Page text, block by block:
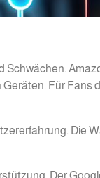
Schwächen.
Für Fans
Die
Der